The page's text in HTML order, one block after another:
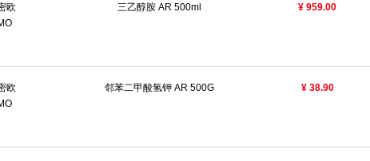
欧
三乙醇胺 AR 500ml ¥ 959.00
欧
邻苯二甲酸氢钾 AR 500G ¥ 38.90